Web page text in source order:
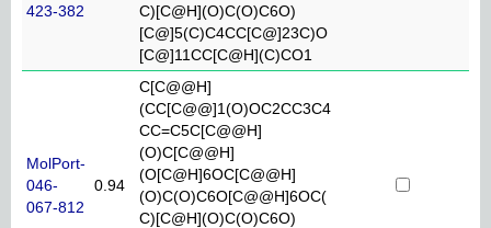
423-382
C)[C@H](O)C(O)C6O)
[C@]5(C)C4CC[C@]23C)O
[C@]11CC[C@H](C)CO1
MolPort-
046-
067-812
0.94
C[C@@H]
(CC[C@@]1(O)OC2CC3C4
CC=C5C[C@@H]
(O)C[C@@H]
(O[C@H]6OC[C@@H]
(O)C(O)C6O[C@@H]6OC(
C)[C@H](O)C(O)C6O)